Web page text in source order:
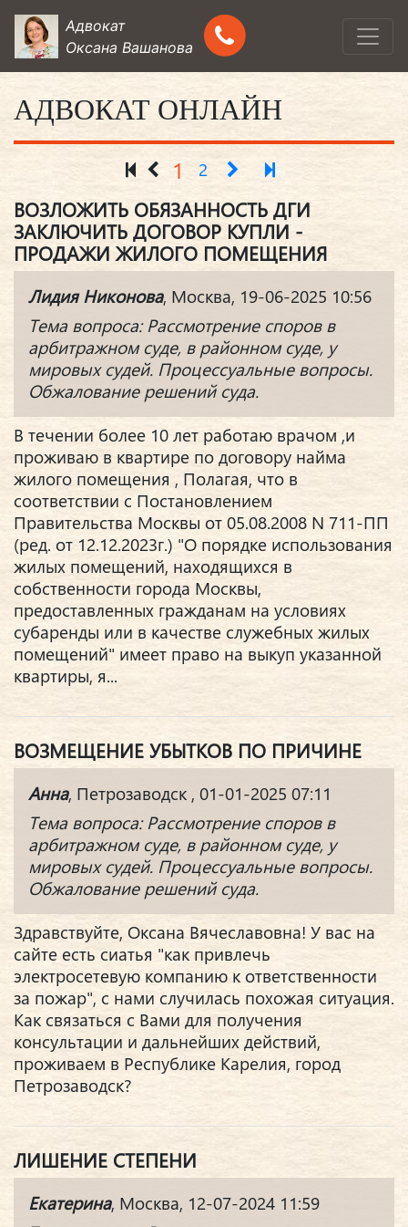
Адвокат
Оксана Вашанова
АДВОКАТ ОНЛАЙН
1 2
ВОЗЛОЖИТЬ ОБЯЗАННОСТЬ ДГИ
ЗАКЛЮЧИТЬ ДОГОВОР КУПЛИ -
ПРОДАЖИ ЖИЛОГО ПОМЕЩЕНИЯ
Лидия Никонова, Москва, 19-06-2025 10:56
Тема вопроса: Рассмотрение споров в
арбитражном суде, в районном суде, у
мировых судей. Процессуальные вопросы.
Обжалование решений суда.
В течении более 10 лет работаю врачом ,и
проживаю в квартире по договору найма
жилого помещения , Полагая, что в
соответствии с Постановлением
Правительства Москвы от 05.08.2008 N 711-ПП
(ред. от 12.12.2023г.) "О порядке использования
жилых помещений, находящихся в
собственности города Москвы,
предоставленных гражданам на условиях
субаренды или в качестве служебных жилых
помещений" имеет право на выкуп указанной
квартиры, я...
ВОЗМЕЩЕНИЕ УБЫТКОВ ПО ПРИЧИНЕ
Анна, Петрозаводск , 01-01-2025 07:11
Тема вопроса: Рассмотрение споров в
арбитражном суде, в районном суде, у
мировых судей. Процессуальные вопросы.
Обжалование решений суда.
Здравствуйте, Оксана Вячеславовна! У вас на
сайте есть сиатья "как привлечь
электросетевую компанию к ответственности
за пожар", с нами случилась похожая ситуация.
Как связаться с Вами для получения
консультации и дальнейших действий,
проживаем в Республике Карелия, город
Петрозаводск?
ЛИШЕНИЕ СТЕПЕНИ
Екатерина, Москва, 12-07-2024 11:59